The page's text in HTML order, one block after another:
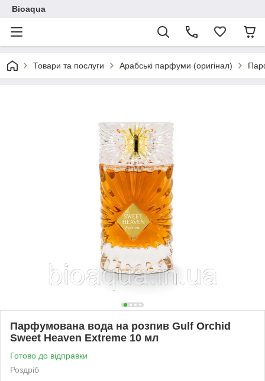
Bioaqua
Товари та послуги Арабські парфуми (оригінал)
Парфумована вода на розпив Gulf Orchid
Sweet Heaven Extreme 10 мл
Готово до відправки
Роздріб